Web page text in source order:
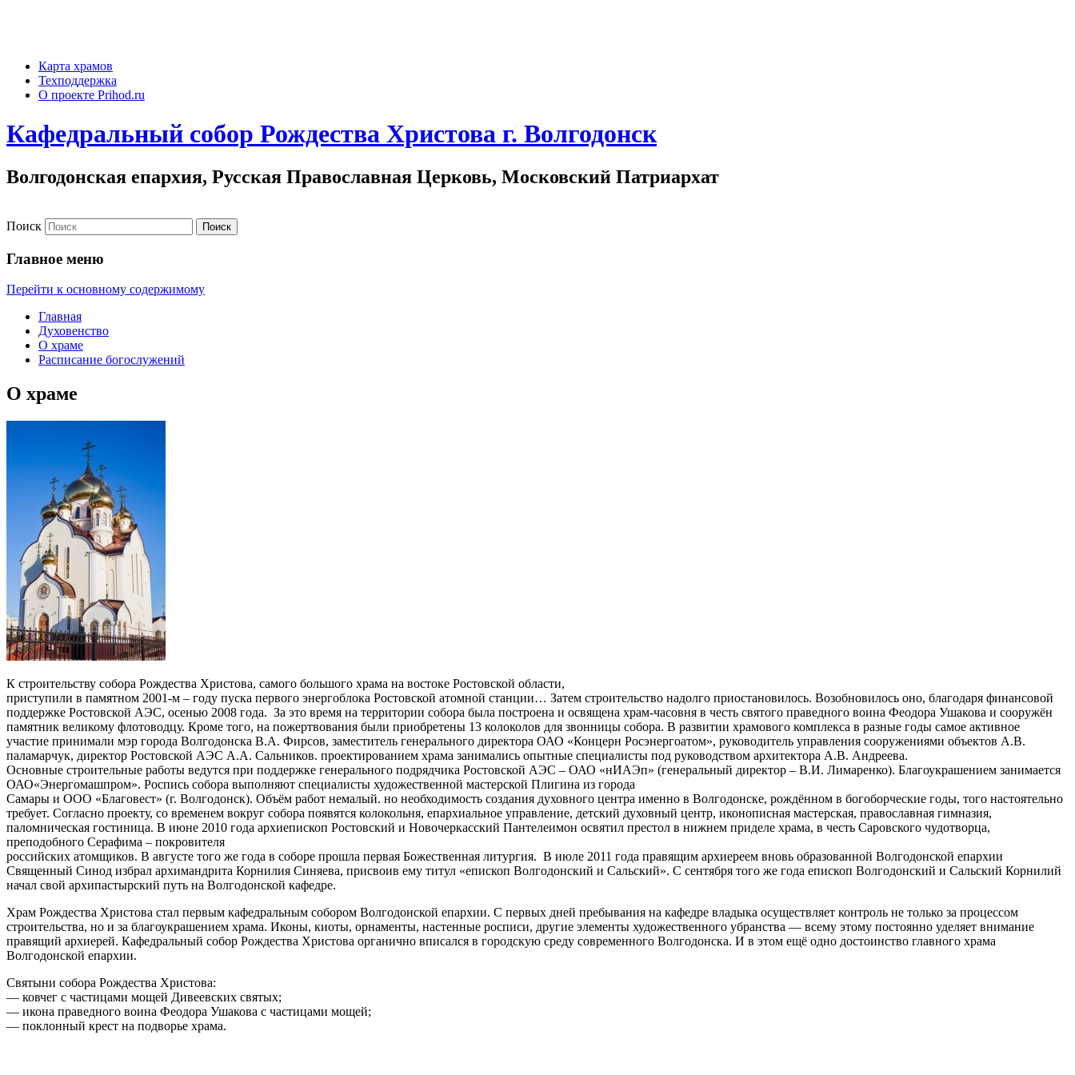
Карта храмов
Техподдержка
О проекте Prihod.ru
Кафедральный собор Рождества Христова г. Волгодонск
Волгодонская епархия, Русская Православная Церковь, Московский Патриархат
Поиск
Главное меню
Перейти к основному содержимому
Главная
Духовенство
О храме
Расписание богослужений
О храме
К строительству собора Рождества Христова, самого большого храма на востоке Ростовской области,
приступили в памятном 2001-м – году пуска первого энергоблока Ростовской атомной станции… Затем строительство надолго приостановилось. Возобновилось оно, благодаря финансовой
поддержке Ростовской АЭС, осенью 2008 года. За это время на территории собора была построена и освящена храм-часовня в честь святого праведного воина Феодора Ушакова и сооружён
памятник великому флотоводцу. Кроме того, на пожертвования были приобретены 13 колоколов для звонницы собора. В развитии храмового комплекса в разные годы самое активное
участие принимали мэр города Волгодонска В.А. Фирсов, заместитель генерального директора ОАО «Концерн Росэнергоатом», руководитель управления сооружениями объектов А.В.
паламарчук, директор Ростовской АЭС А.А. Сальников. проектированием храма занимались опытные специалисты под руководством архитектора А.В. Андреева.
Основные строительные работы ведутся при поддержке генерального подрядчика Ростовской АЭС – ОАО «нИАЭп» (генеральный директор – В.И. Лимаренко). Благоукрашением занимается
ОАО«Энергомашпром». Роспись собора выполняют специалисты художественной мастерской Плигина из города
Самары и ООО «Благовест» (г. Волгодонск). Объём работ немалый. но необходимость создания духовного центра именно в Волгодонске, рождённом в богоборческие годы, того настоятельно
требует. Согласно проекту, со временем вокруг собора появятся колокольня, епархиальное управление, детский духовный центр, иконописная мастерская, православная гимназия,
паломническая гостиница. В июне 2010 года архиепископ Ростовский и Новочеркасский Пантелеимон освятил престол в нижнем приделе храма, в честь Саровского чудотворца,
преподобного Серафима – покровителя
российских атомщиков. В августе того же года в соборе прошла первая Божественная литургия. В июле 2011 года правящим архиереем вновь образованной Волгодонской епархии
Священный Синод избрал архимандрита Корнилия Синяева, присвоив ему титул «епископ Волгодонский и Сальский». С сентября того же года епископ Волгодонский и Сальский Корнилий
начал свой архипастырский путь на Волгодонской кафедре.
Храм Рождества Христова стал первым кафедральным собором Волгодонской епархии. С первых дней пребывания на кафедре владыка осуществляет контроль не только за процессом
строительства, но и за благоукрашением храма. Иконы, киоты, орнаменты, настенные росписи, другие элементы художественного убранства — всему этому постоянно уделяет внимание
правящий архиерей. Кафедральный собор Рождества Христова органично вписался в городскую среду современного Волгодонска. И в этом ещё одно достоинство главного храма
Волгодонской епархии.
Святыни собора Рождества Христова:
— ковчег с частицами мощей Дивеевских святых;
— икона праведного воина Феодора Ушакова с частицами мощей;
— поклонный крест на подворье храма.